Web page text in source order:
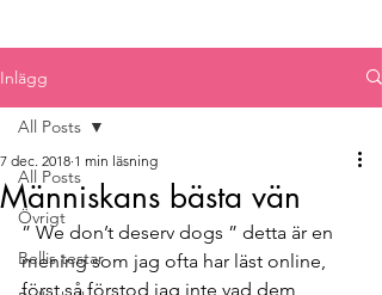
Inlägg
All Posts
Övrigt
Bellis testar
All Posts
Människans bästa vän
7 dec. 2018 1 min läsning
” We don’t deserv dogs ” detta är en
mening som jag ofta har läst online,
först så förstod jag inte vad dem